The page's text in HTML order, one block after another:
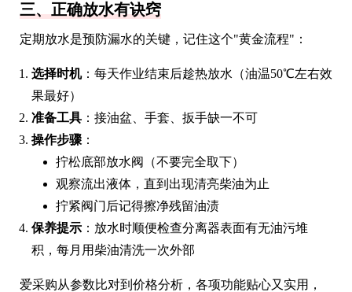
三、正确放水有诀窍
定期放水是预防漏水的关键，记住这个"黄金流程"：
选择时机：每天作业结束后趁热放水（油温50℃左右效
果最好）
准备工具 ：接油盆、手套、扳手缺一不可
操作步骤 ：
拧松底部放水阀（不要完全取下）
观察流出液体，直到出现清亮柴油为止
拧紧阀门后记得擦净残留油渍
保养提示 ：放水时顺便检查分离器表面有无油污堆
积，每月用柴油清洗一次外部
爱采购从参数比对到价格分析，各项功能贴心又实用，